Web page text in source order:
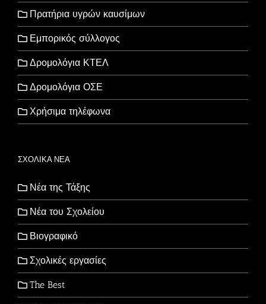
Πρατήρια υγρών καυσίμων
Εμπορικός σύλλογος
Δρομολόγια ΚΤΕΛ
Δρομολόγια ΟΣΕ
Χρήσιμα τηλέφωνα
ΣΧΟΛΙΚΑ ΝΕΑ
Νέα της Τάξης
Νέα του Σχολείου
Βιογραφικό
Σχολικές εργασίες
The Best